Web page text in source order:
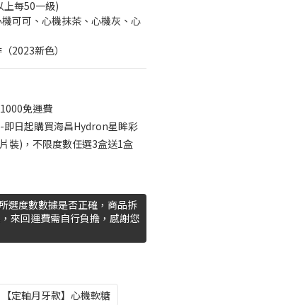
每50一級)
可可、心機抹茶、心機灰、心
2023新色）
免運費
即日起購買海昌Hydron星眸彩
裝)，不限度數任選3盒送1盒
選度數數據是否正確，商品拆
來回運費需自行負擔，感謝您
【定軸月牙款】心機軟糖